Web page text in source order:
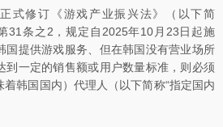
式修订《游戏产业振兴法》（以下简
31条之2，规定自2025年10月23日起施
国提供游戏服务、但在韩国没有营业场所
到一定的销售额或用户数量标准，则必须
韩国国内）代理人（以下简称“指定国内